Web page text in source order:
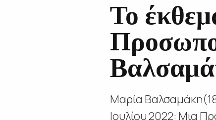
Το
Μαρία
Ιουλίου 2022: Μια